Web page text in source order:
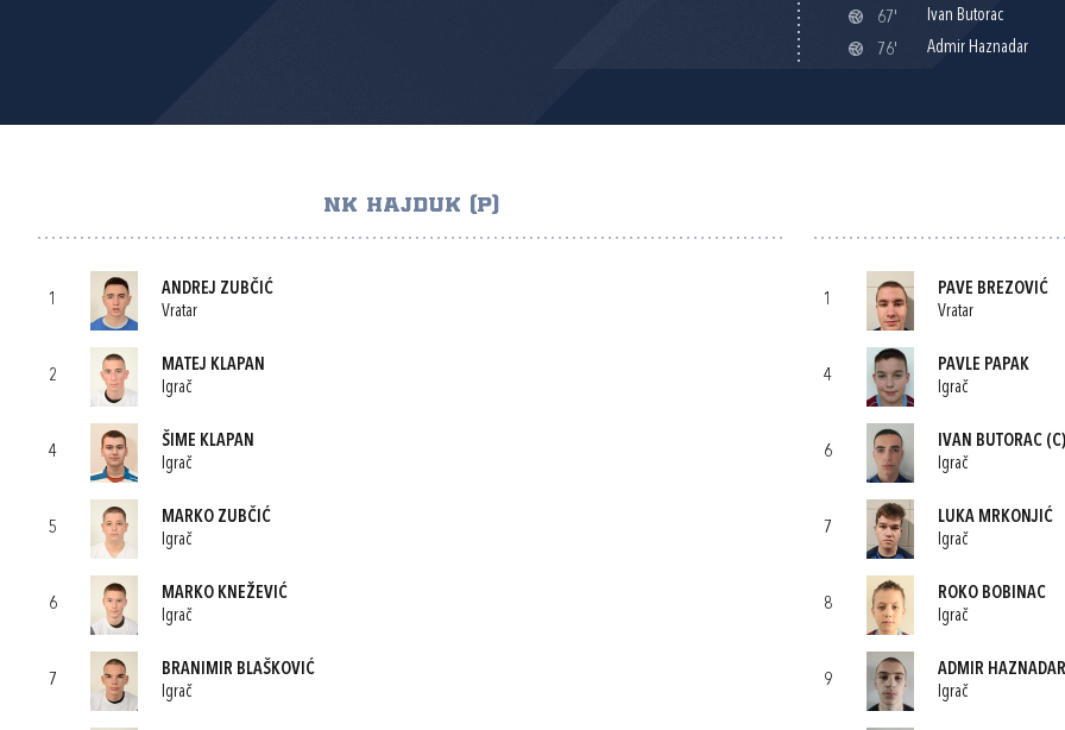
67'
Ivan Butorac
76'
Admir Haznadar
NK HAJDUK (P)
1
ANDREJ ZUBČIĆ
Vratar
2
MATEJ KLAPAN
Igrač
4
ŠIME KLAPAN
Igrač
5
MARKO ZUBČIĆ
Igrač
6
MARKO KNEŽEVIĆ
Igrač
7
BRANIMIR BLAŠKOVIĆ
Igrač
1
PAVE BREZOVIĆ
Vratar
4
PAVLE PAPAK
Igrač
6
IVAN BUTORAC(C)
Igrač
7
LUKA MRKONJIĆ
Igrač
8
ROKO BOBINAC
Igrač
9
ADMIR HAZNADAR
Igrač